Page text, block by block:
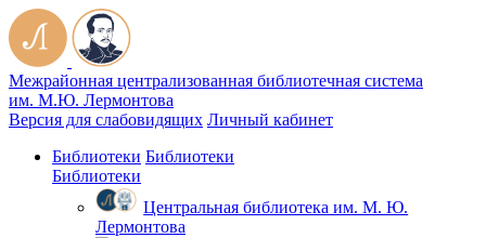
Межрайонная централизованная библиотечная система
им. М.Ю. Лермонтова
Версия для слабовидящих Личный кабинет
Библиотеки Библиотеки
Библиотеки
Центральная библиотека им. М. Ю.
Лермонтова